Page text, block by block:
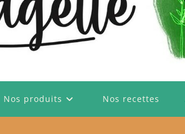
Nos produits Nos recettes